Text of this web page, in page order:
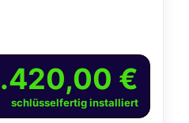
€
schlüsselfertig installiert